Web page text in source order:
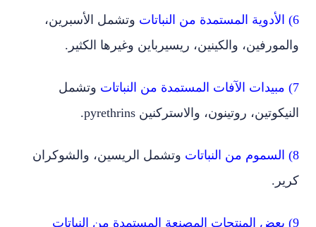
وتشمل الأسبرين،
والمورفين، والكينين، ريسيرباين وغيرها الكثير.
وتشمل
النيكوتين، روتينون، والاستركنين pyrethrins.
وتشمل الريسين، والشوكران
كرير.